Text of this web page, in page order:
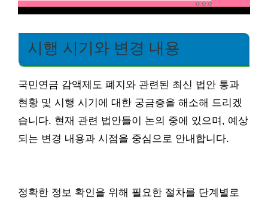
시행 시기와 변경 내용
국민연금 감액제도 폐지와 관련된 최신 법안 통과
현황 및 시행 시기에 대한 궁금증을 해소해 드리겠
습니다. 현재 관련 법안들이 논의 중에 있으며, 예상
되는 변경 내용과 시점을 중심으로 안내합니다.
정확한 정보 확인을 위해 필요한 절차를 단계별로